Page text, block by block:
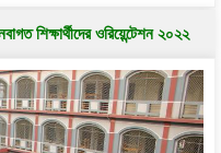
শিক্ষার্থীদের ওরিয়েন্টেশন ২০২২